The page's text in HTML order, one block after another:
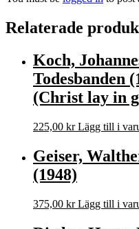
Relaterade
Koch,
Todesbanden
(Christ lay in
225,00 kr Lägg till i
Geiser,
(1948)
375,00 kr Lägg till i